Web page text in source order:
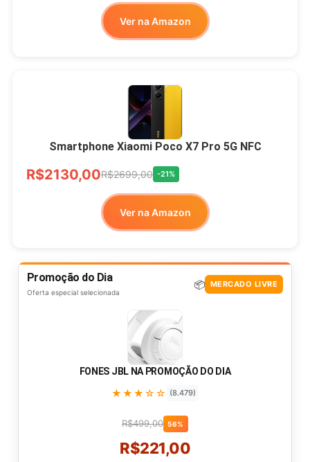
Ver na Amazon
Smartphone Xiaomi Poco X7 Pro 5G NFC
R$2130,00R$2699,00 -21%
Ver na Amazon
Promoção do Dia
Oferta especial selecionada
📦 MERCADO LIVRE
FONES JBL NA PROMOÇÃO DO DIA
★★★☆☆ (8.479)
R$499,00 56%
R$221,00